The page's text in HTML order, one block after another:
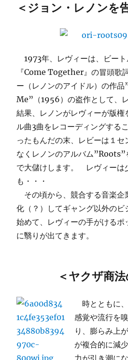
＜ジョン・レノンを
1973年、レヴィーは、ビート
『Come Together』の冒頭歌
ー（レノンのアイドル）の作
Me”（1956）の盗作として、
結果、レノンがレヴィーが版権
ル曲3曲をレコーディングする
ったもんだの末、レビーは１セ
なくレノンのアルバム”Roots”
で大儲けします。 レヴィーは
も・・・
その頃から、競合する音楽企
化（？）してギャング以外のビ
始めて、レヴィーの手がけるポ
に翳りが出てきます。
＜ヤクザ商法
時とともに
感覚や流行を
り、膨らみ上
が複合的に減
力が引き潮に